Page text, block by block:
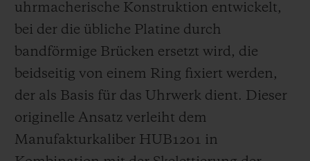
uhrmacherische Konstruktion entwickelt,
bei der die übliche Platine durch
bandförmige Brücken ersetzt wird, die
beidseitig von einem Ring fixiert werden,
der als Basis für das Uhrwerk dient. Dieser
originelle Ansatz verleiht dem
Manufakturkaliber HUB1201 in